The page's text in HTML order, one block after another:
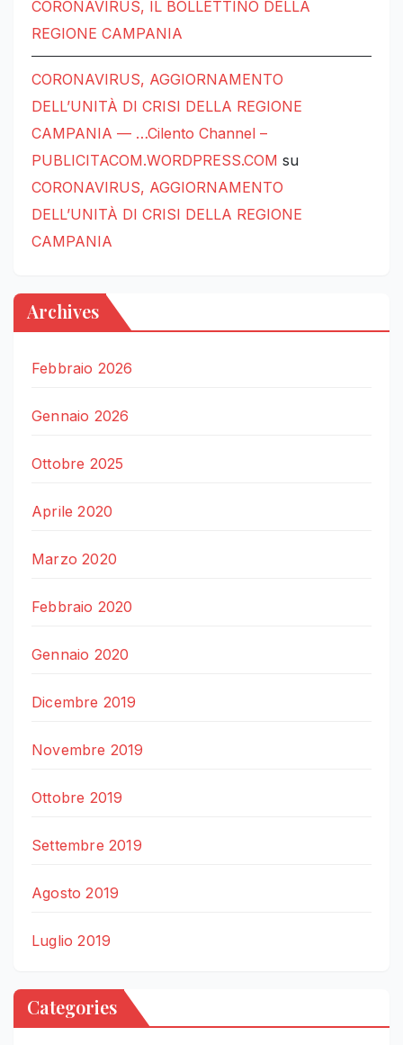
CORONAVIRUS, IL BOLLETTINO DELLA
REGIONE CAMPANIA
CORONAVIRUS, AGGIORNAMENTO
DELL’UNITÀ DI CRISI DELLA REGIONE
CAMPANIA — …Cilento Channel –
PUBLICITACOM.WORDPRESS.COM su
CORONAVIRUS, AGGIORNAMENTO
DELL’UNITÀ DI CRISI DELLA REGIONE
CAMPANIA
Archives
Febbraio 2026
Gennaio 2026
Ottobre 2025
Aprile 2020
Marzo 2020
Febbraio 2020
Gennaio 2020
Dicembre 2019
Novembre 2019
Ottobre 2019
Settembre 2019
Agosto 2019
Luglio 2019
Categories